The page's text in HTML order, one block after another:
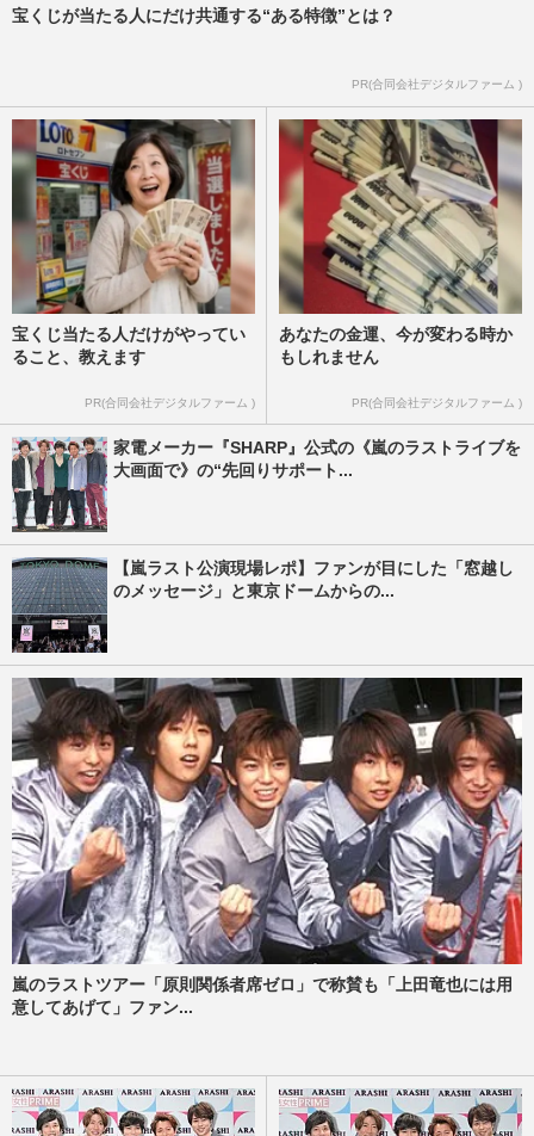
宝くじが当たる人にだけ共通する“ある特徴”とは？
PR(合同会社デジタルファーム )
宝くじ当たる人だけがやってい
ること、教えます
PR(合同会社デジタルファーム )
あなたの金運、今が変わる時か
もしれません
PR(合同会社デジタルファーム )
家電メーカー『SHARP』公式の《嵐のラストライブを
大画面で》の“先回りサポート...
【嵐ラスト公演現場レポ】ファンが目にした「窓越し
のメッセージ」と東京ドームからの...
嵐のラストツアー「原則関係者席ゼロ」で称賛も「上田竜也には用
意してあげて」ファン...